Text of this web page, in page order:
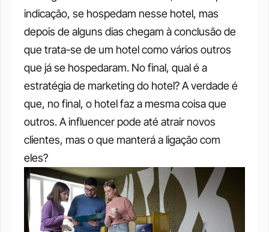
indicação, se hospedam nesse hotel, mas
depois de alguns dias chegam à conclusão de
que trata-se de um hotel como vários outros
que já se hospedaram. No final, qual é a
estratégia de marketing do hotel? A verdade é
que, no final, o hotel faz a mesma coisa que
outros. A influencer pode até atrair novos
clientes, mas o que manterá a ligação com
eles?